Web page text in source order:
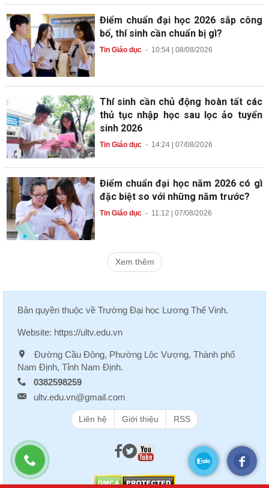
Điểm chuẩn đại học 2026 sắp công
bố, thí sinh cần chuẩn bị gì?
Tin Giáo dục- 10:54 | 08/08/2026
Thí sinh cần chủ động hoàn tất các
thủ tục nhập học sau lọc ảo tuyển
sinh 2026
Tin Giáo dục- 14:24 | 07/08/2026
Điểm chuẩn đại học năm 2026 có gì
đặc biệt so với những năm trước?
Tin Giáo dục- 11:12 | 07/08/2026
Xem thêm
Bản quyền thuộc về Trường Đại học Lương Thế Vinh.
Website: https://ultv.edu.vn
Đường Cầu Đông, Phường Lộc Vượng, Thành phố
Nam Định, Tỉnh Nam Định.
0382598259
ultv.edu.vn@gmail.com
Liên hệ Giới thiệu RSS